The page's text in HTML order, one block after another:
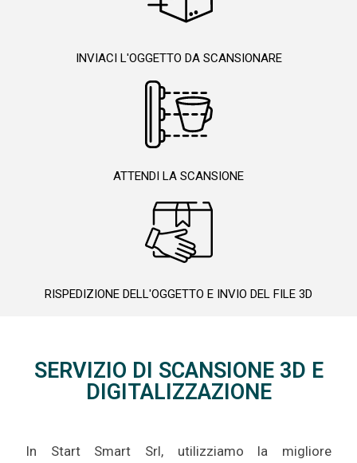
INVIACI L'OGGETTO DA SCANSIONARE
ATTENDI LA SCANSIONE
RISPEDIZIONE DELL'OGGETTO E INVIO DEL FILE 3D
SERVIZIO DI SCANSIONE 3D E
DIGITALIZZAZIONE
In Start Smart Srl, utilizziamo la migliore